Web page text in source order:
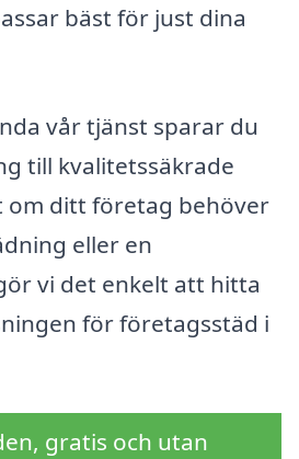
bäst för just dina
vår tjänst sparar du
till kvalitetssäkrade
om ditt företag behöver
eller en
vi det enkelt att hitta
för företagsstäd i
gratis och utan